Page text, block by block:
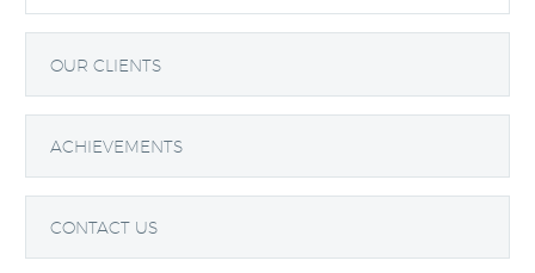
OUR CLIENTS
ACHIEVEMENTS
CONTACT US